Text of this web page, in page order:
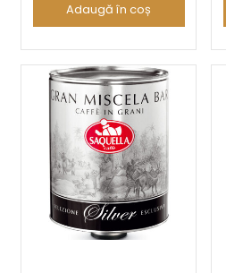
Adaugă în coș